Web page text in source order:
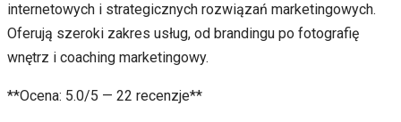
internetowych i strategicznych rozwiązań marketingowych.
Oferują szeroki zakres usług, od brandingu po fotografię
wnętrz i coaching marketingowy.
**Ocena: 5.0/5 — 22 recenzje**